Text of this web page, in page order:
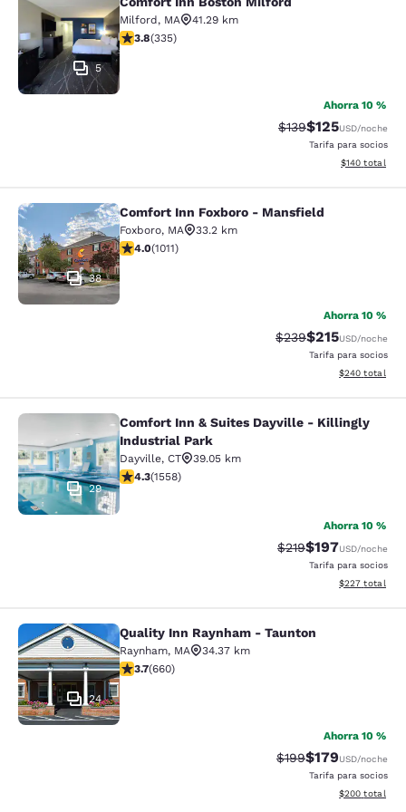
Comfort Inn Boston Milford
5
Milford, MA
41.29 km
calificación de 3.83 estrellas. Bueno. 335 reseñas
3.8(335)
Ahorra 10 %
Precio tachado:
$139Precio con
$125USD/noche
Tarifa para socios
Ver detalles
$140 total
Comfort Inn Foxboro - Mansfield
38
Comfort Inn Foxboro - Mansfield
Foxboro, MA
33.2 km
calificación de 3.99 estrellas. Bueno. 1011 reseñas
4.0(1011)
Ahorra 10 %
Precio tachado:
$239Precio con
$215USD/noche
Tarifa para socios
Ver detalles
$240 total
Comfort Inn & Suites Dayville -
29
Comfort Inn & Suites Dayville - Killingly
Industrial Park
Dayville, CT
39.05 km
calificación de 4.27 estrellas. Excelente. 1558 reseñas
4.3(1558)
Ahorra 10 %
Precio tachado:
$219Precio con
$197USD/noche
Tarifa para socios
Ver detalles
$227 total
Quality Inn Raynham - Taunton
24
Quality Inn Raynham - Taunton
Raynham, MA
34.37 km
calificación de 3.66 estrellas. Bueno. 660 reseñas
3.7(660)
Ahorra 10 %
Precio tachado:
$199Precio con
$179USD/noche
Tarifa para socios
Ver detalles
$200 total